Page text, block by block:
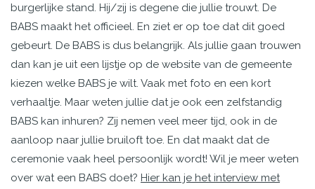
burgerlijke stand. Hij/zij is degene die jullie trouwt. De
BABS maakthet officieel. En ziet er op toe dat dit goed
gebeurt. De BABS is dus belangrijk. Als jullie gaan trouwen
dan kan je uit een lijstje op de website van de gemeente
kiezen welke BABS je wilt. Vaak met foto en een kort
verhaaltje. Maar weten jullie dat je ook een zelfstandig
BABS kan inhuren? Zij nemen veel meer tijd, ook in de
aanloop naar jullie bruiloft toe. En dat maakt dat de
ceremonie vaak heel persoonlijk wordt! Wil je meer weten
over wat een BABS doet? Hier kan je het interview met